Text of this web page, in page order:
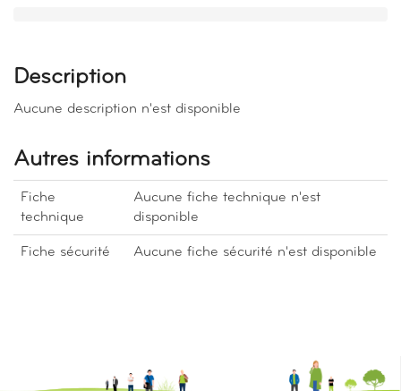
Description
Aucune description n'est disponible
Autres informations
Fiche
technique
Aucune fiche technique n'est
disponible
Fiche sécurité Aucune fiche sécurité n'est disponible